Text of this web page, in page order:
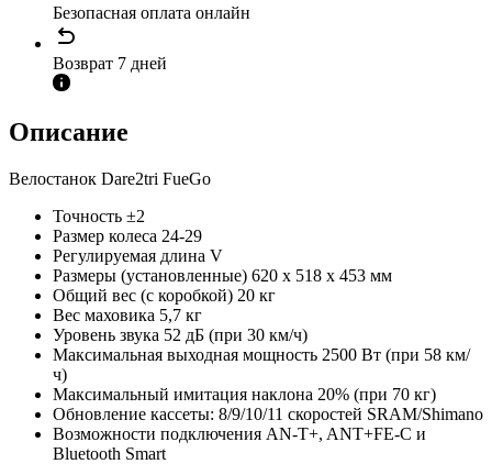
Безопасная оплата онлайн
Возврат 7 дней
Описание
Велостанок Dare2tri FueGo
Точность ±2
Размер колеса 24-29
Регулируемая длина V
Размеры (установленные) 620 х 518 х 453 мм
Общий вес (с коробкой) 20 кг
Вес маховика 5,7 кг
Уровень звука 52 дБ (при 30 км/ч)
Максимальная выходная мощность 2500 Вт (при 58 км/
ч)
Максимальный имитация наклона 20% (при 70 кг)
Обновление кассеты: 8/9/10/11 скоростей SRAM/Shimano
Возможности подключения AN-T+, ANT+FE-C и
Bluetooth Smart